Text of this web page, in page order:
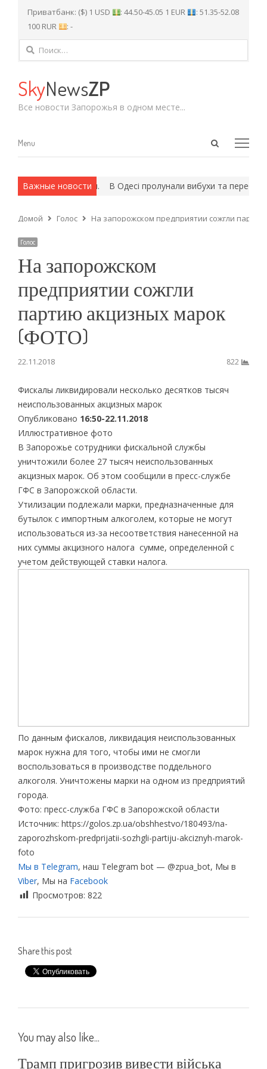
Приватбанк: ($) 1 USD : 44.50-45.05 1 EUR
: 51.35-52.08
100 RUR
: -
Найти:
SkyNewsZP
Все новости Запорожья в одном месте...
Open
Menu
Menu
Важные новости
и армейские методы. В Одесі пролунали вибухи та перебої зі
Домой Голос На запорожском предприятии сожгли
Голос
На запорожском
предприятии сожгли
партию акцизных марок
(ФОТО)
22.11.2018 822
Фискалы ликвидировали несколько десятков тысяч
неиспользованных акцизных марок
Опубликовано 16:50-22.11.2018
Иллюстративное фото
В Запорожье сотрудники фискальной службы
уничтожили более 27 тысяч неиспользованных
акцизных марок. Об этом сообщили в пресс-службе
ГФС в Запорожской области.
Утилизации подлежали марки, предназначенные для
бутылок с импортным алкоголем, которые не могут
использоваться из-за несоответствия нанесенной на
них суммы акцизного налога сумме, определенной с
учетом действующей ставки налога.
По данным фискалов, ликвидация неиспользованных
марок нужна для того, чтобы ими не смогли
воспользоваться в производстве поддельного
алкоголя. Уничтожены марки на одном из предприятий
города.
Фото: пресс-служба ГФС в Запорожской области
Источник: https://golos.zp.ua/obshhestvo/180493/na-
zaporozhskom-predprijatii-sozhgli-partiju-akciznyh-marok-
foto
Мы в Telegram, наш Telegram bot — @zpua_bot, Мы в
Viber, Мы на Facebook
Просмотров: 822
Share this post
You may also like...
Трамп пригрозив вивести війська